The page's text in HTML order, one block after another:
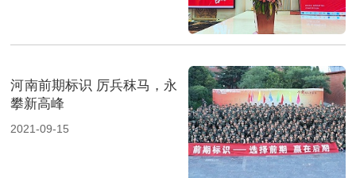
河南前期标识 厉兵秣马，永
攀新高峰
2021-09-15